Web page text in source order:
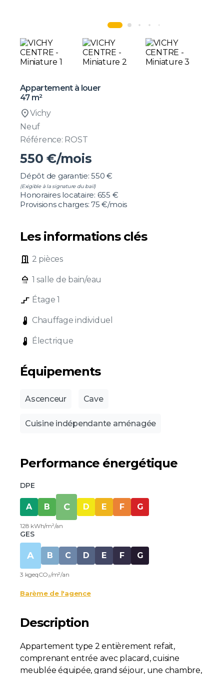
Appartement à louer
47 m²
location_onVichy
Neuf
Référence: ROST
550 €/mois
Dépôt de garantie: 550 €
(Exigible à la signature du bail)
Honoraires locataire: 655 €
Provisions charges: 75 €/mois
Les informations clés
door_open 2 pièces
shower 1 salle de bain/eau
stairs_2 Étage 1
device_thermostat Chauffage individuel
device_thermostat Électrique
Équipements
Ascenceur Cave
Cuisine indépendante aménagée
Performance énergétique
DPE
A B C D E F G
128 kWh/m²/an
GES
A B C D E F G
3 kgeqCO₂/m²/an
Barème de l'agence
Description
Appartement type 2 entièrement refait,
comprenant entrée avec placard, cuisine
meublée équipée, grand séjour, une chambre,